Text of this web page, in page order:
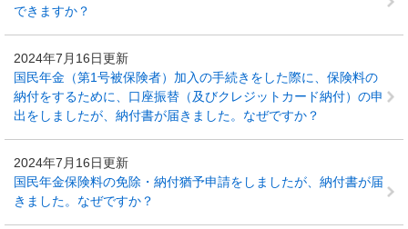
できますか？
2024年7月16日更新
国民年金（第1号被保険者）加入の手続きをした際に、保険料の
納付をするために、口座振替（及びクレジットカード納付）の申
出をしましたが、納付書が届きました。なぜですか？
2024年7月16日更新
国民年金保険料の免除・納付猶予申請をしましたが、納付書が届
きました。なぜですか？